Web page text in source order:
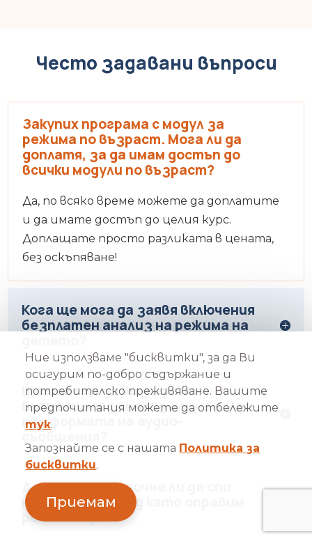
Често задавани въпроси
Закупих програма с модул за
режима по възраст. Мога ли да
доплатя, за да имам достъп до
всички модули по възраст?
Да, по всяко време можете да доплатите
и да имате достъп до целия курс.
Доплащате просто разликата в цената,
без оскъпяване!
Кога ще мога да заявя включения
безплатен анализ на режима на
Ще мога ли да ви задавам
въпроси след анализ на режима
под формата на аудио-
Детето ще започне ли да спи
непробудно, след като оправим
режима му?
Ние използваме "бисквитки", за да Ви
осигурим по-добро съдържание и
потребителско преживяване. Вашите
предпочитания можете да отбележите
тук.
Запознайте се с нашата Политика за
бисквитки.
Приемам